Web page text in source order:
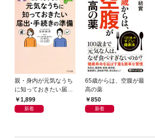
親・身内が元気なうち
に知っておきたい届
出・手続きの準備（き
ずな出版）
1,899
新着
65歳からは、空腹が最
高の薬
850
新着